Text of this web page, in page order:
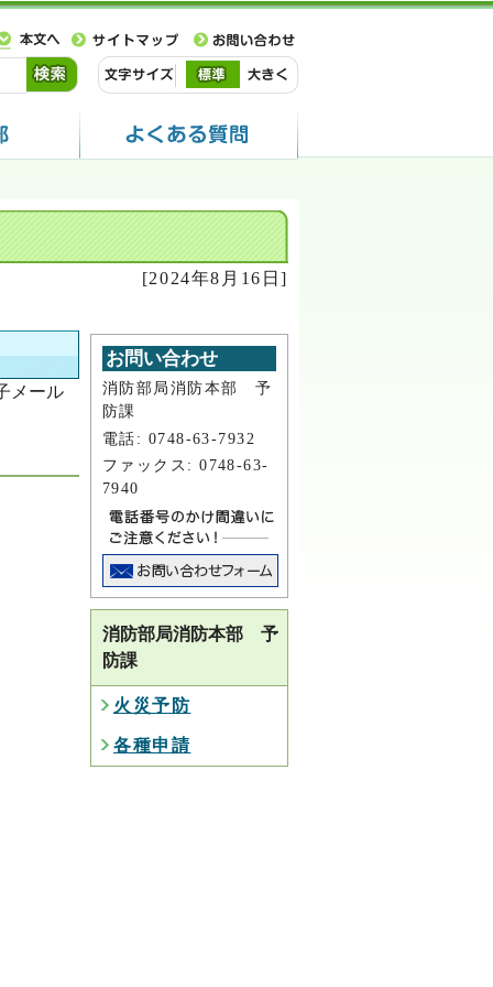
[2024年8月16日]
メール
お問い合わせ
消防部局消防本部 予
防課
電話: 0748-63-7932
ファックス: 0748-63-
7940
消防部局消防本部 予
防課
火災予防
各種申請